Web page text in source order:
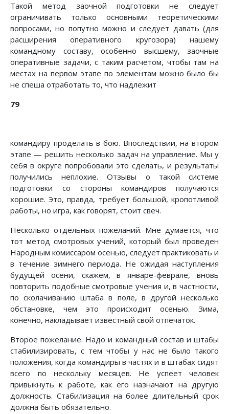
Такой метод заочной подготовки не следует
ограничивать только основными теоретическими
вопросами, но попутно можно и следует давать (для
расширения оперативного кругозора) нашему
командному составу, особенно высшему, за­очные
оперативные задачи, с таким расчетом, чтобы там на
местах на первом этапе по элементам можно было бы
не спеша отработать то, что надлежит
79
командиру проделать в бою. Впоследствии, на втором
этапе — решить несколько задач на управление. Мы у
себя в округе попробовали это сделать, и результаты
получились неплохие. Отзывы о такой системе
подготовки со стороны коман­диров получаются
хорошие. Это, правда, требует большой, кропотливой
работы, но игра, как говорят, стоит свеч.
Несколько отдельных пожеланий. Мне думается, что
тот метод смотровых учений, который был проведен
Народным комиссаром осенью, следует прак­тиковать и
в течение зимнего периода. Не ожидая наступления
будущей осени, скажем, в январе-феврале, вновь
повторить подобные смотровые учения и, в частности,
по сколачиванию штаба в поле, в другой несколько
обстановке, чем это происходит осенью. Зима,
конечно, накладывает известный свой отпечаток.
Второе пожелание. Надо и командный состав и штабы
стабилизировать, с тем чтобы у нас не было такого
положения, когда командиры в частях и в штабах сидят
всего по нескольку месяцев. Не успеет человек
привыкнуть к работе, как его назначают на другую
должность. Стабилизация на более длительный срок
должна быть обязательно.